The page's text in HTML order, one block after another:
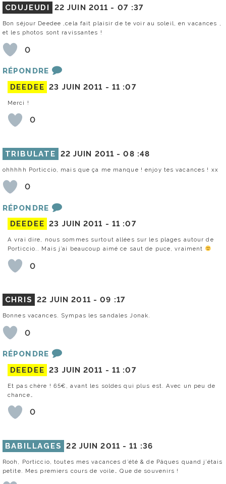
CDUJEUDI 22 JUIN 2011 - 07 :37
Bon séjour Deedee ,cela fait plaisir de te voir au soleil, en vacances ,
et les photos sont ravissantes !
0
RÉPONDRE
DEEDEE 23 JUIN 2011 - 11 :07
Merci !
0
TRIBULATE 22 JUIN 2011 -08 :48
ohhhhh Porticcio, mais que ça me manque ! enjoy tes vacances ! xx
0
RÉPONDRE
DEEDEE 23 JUIN 2011 - 11 :07
A vrai dire, nous sommes surtout allées sur les plages autour de
Porticcio.. Mais j’ai beaucoup aimé ce saut de puce, vraiment
0
CHRIS 22 JUIN 2011 -09 :17
Bonnes vacances. Sympas les sandales Jonak.
0
RÉPONDRE
DEEDEE 23 JUIN 2011 - 11 :07
Et pas chère ! 65€, avant les soldes qui plus est. Avec un peu de
chance…
0
BABILLAGES 22 JUIN 2011 -11 :36
Rooh, Porticcio, toutes mes vacances d’été & de Pâques quand j’étais
petite. Mes premiers cours de voile… Que de souvenirs !